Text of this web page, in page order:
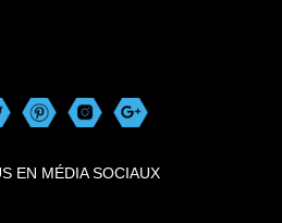
EN MÉDIA SOCIAUX